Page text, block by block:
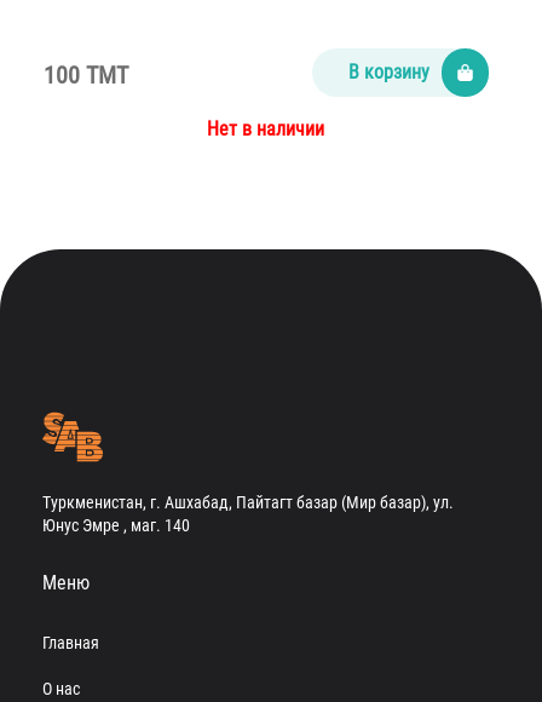
100 TMT В корзину
Нет в наличии
Туркменистан, г. Ашхабад, Пайтагт базар (Мир базар), ул.
Юнус Эмре , маг. 140
Меню
Главная
О нас